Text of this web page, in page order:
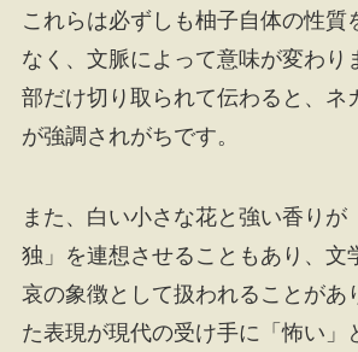
これらは必ずしも柚子自体の性質
なく、文脈によって意味が変わり
部だけ切り取られて伝わると、ネ
が強調されがちです。
また、白い小さな花と強い香りが
独」を連想させることもあり、文
哀の象徴として扱われることがあ
た表現が現代の受け手に「怖い」